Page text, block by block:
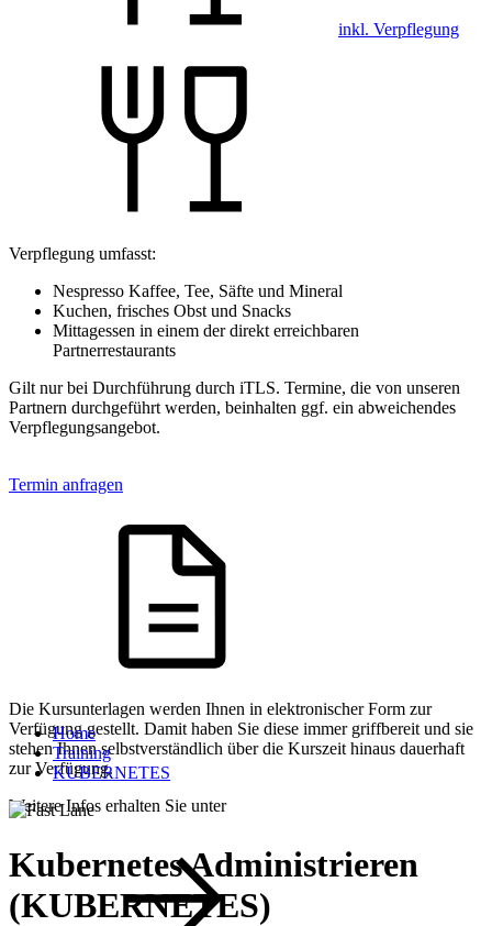
inkl. Verpflegung
Verpflegung umfasst:
Nespresso Kaffee, Tee, Säfte und Mineral
Kuchen, frisches Obst und Snacks
Mittagessen in einem der direkt erreichbaren
Partnerrestaurants
Gilt nur bei Durchführung durch iTLS. Termine, die von unseren
Partnern durchgeführt werden, beinhalten ggf. ein abweichendes
Verpflegungsangebot.
Termin anfragen
Die Kursunterlagen werden Ihnen in elektronischer Form zur
Verfügung gestellt. Damit haben Sie diese immer griffbereit und sie
stehen Ihnen selbstverständlich über die Kurszeit hinaus dauerhaft
zur Verfügung.
Weitere Infos erhalten Sie unter
Home
Training
KUBERNETES
Kubernetes Administrieren
(KUBERNETES)